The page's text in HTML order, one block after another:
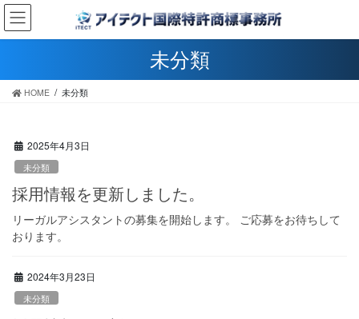
コ
ン
テ
ナ
ビ
ゲ
未分類
HOME 未分類
2025年4月3日
未分類
採用情報を更新しました。
リーガルアシスタントの募集を開始します。 ご応募をお待ちして
おります。
2024年3月23日
未分類